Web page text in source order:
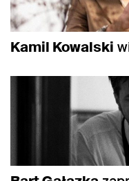
Kamil Kowalski